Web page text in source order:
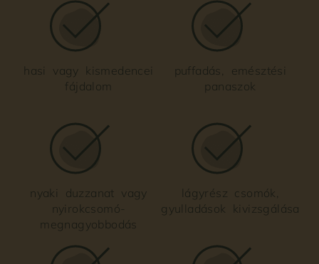
hasi vagy kismedencei
fájdalom
puffadás, emésztési
panaszok
nyaki duzzanat vagy
nyirokcsomó-
megnagyobbodás
lágyrész csomók,
gyulladások kivizsgálása